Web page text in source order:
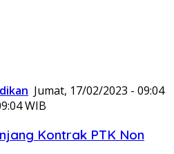
Jumat, 17/02/2023 - 09:04
WIB
Kontrak PTK Non